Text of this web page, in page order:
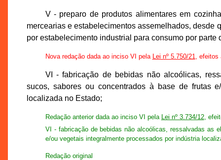
V - preparo de produtos alimentares em
mercearias e estabelecimentos assemelhados, desde
por estabelecimento industrial para consumo por parte
Nova redação dada ao inciso VI pela Lei nº 5.750/21, efeitos
VI - fabricação de bebidas não alcoólicas,
sucos, sabores ou concentrados à base de frutas
localizada no Estado;
Redação anterior dada ao inciso VI pela Lei nº 3.734/12,
VI - fabricação de bebidas não alcoólicas, ressalvadas as
e/ou vegetais integralmente processados por indústria
Redação original